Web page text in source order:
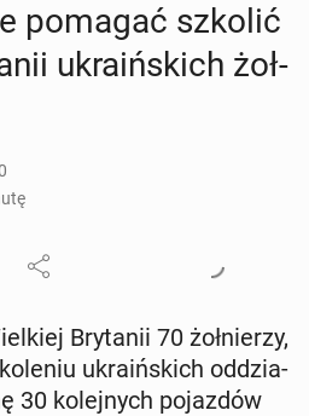
pomagać szkolić
ukra­iń­skich żoł­
Bry­ta­nii 70 żoł­nie­rzy,
ukra­iń­skich od­dzia­
30 ko­lej­nych po­jaz­dów